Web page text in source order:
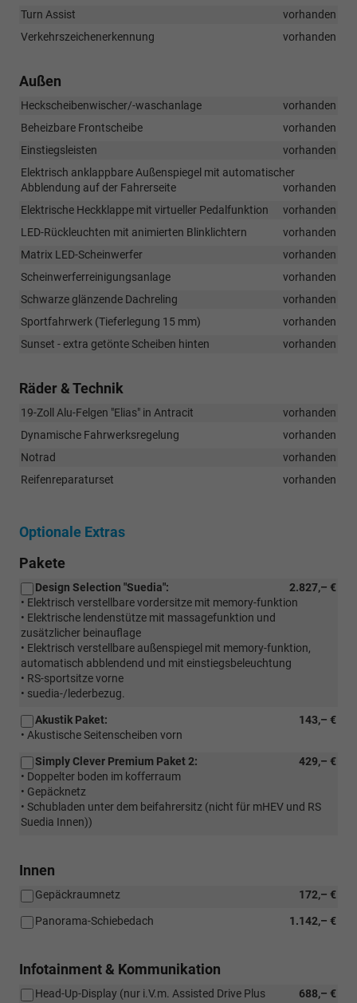
Turn Assist
vorhanden
Verkehrszeichenerkennung
vorhanden
Außen
Heckscheibenwischer/-waschanlage
vorhanden
Beheizbare Frontscheibe
vorhanden
Einstiegsleisten
vorhanden
Elektrisch anklappbare Außenspiegel mit automatischer
Abblendung auf der Fahrerseite
vorhanden
Elektrische Heckklappe mit virtueller Pedalfunktion
vorhanden
LED-Rückleuchten mit animierten Blinklichtern
vorhanden
Matrix LED-Scheinwerfer
vorhanden
Scheinwerferreinigungsanlage
vorhanden
Schwarze glänzende Dachreling
vorhanden
Sportfahrwerk (Tieferlegung 15 mm)
vorhanden
Sunset - extra getönte Scheiben hinten
vorhanden
Räder & Technik
19-Zoll Alu-Felgen "Elias" in Antracit
vorhanden
Dynamische Fahrwerksregelung
vorhanden
Notrad
vorhanden
Reifenreparaturset
vorhanden
Optionale Extras
Pakete
2.827,– €
Design Selection "Suedia":
• Elektrisch verstellbare vordersitze mit memory-funktion
• Elektrische lendenstütze mit massagefunktion und
zusätzlicher beinauflage
• Elektrisch verstellbare außenspiegel mit memory-funktion,
automatisch abblendend und mit einstiegsbeleuchtung
• RS-sportsitze vorne
• suedia-/lederbezug.
143,– €
Akustik Paket:
• Akustische Seitenscheiben vorn
429,– €
Simply Clever Premium Paket 2:
• Doppelter boden im kofferraum
• Gepäcknetz
• Schubladen unter dem beifahrersitz (nicht für mHEV und RS
Suedia Innen))
Innen
172,– €
Gepäckraumnetz
1.142,– €
Panorama-Schiebedach
Infotainment & Kommunikation
688,– €
Head-Up-Display (nur i.V.m. Assisted Drive Plus